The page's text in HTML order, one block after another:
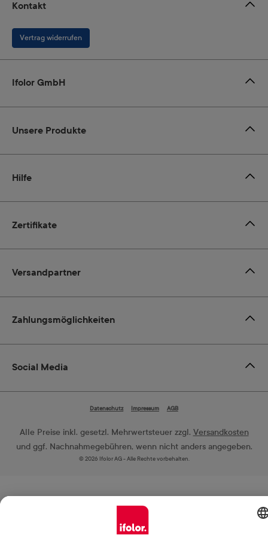
Zertifikate
Kontakt
Vertrag widerrufen
Ifolor GmbH
Unsere Produkte
Hilfe
Zahlungsmöglichkeiten
Social Media
Versandpartner
Datenschutz Impressum AGB
Alle Preise inkl. gesetzl. Mehrwertsteuer zzgl. Versandkosten
und ggf. Nachnahmegebühren, wenn nicht anders angegeben.
© 2026 Ifolor AG - Alle Rechte vorbehalten.